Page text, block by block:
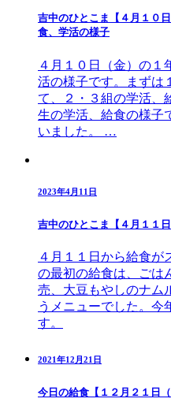
吉中のひとこま【４月１０
食、学活の様子
４月１０日（金）の１
活の様子です。まずは
て、２・３組の学活、
生の学活、給食の様子
いました。 …
2023年4月11日
吉中のひとこま【４月１１
４月１１日から給食が
の最初の給食は、ごは
売、大豆もやしのナム
うメニューでした。今
す。
2021年12月21日
今日の給食【１２月２１日